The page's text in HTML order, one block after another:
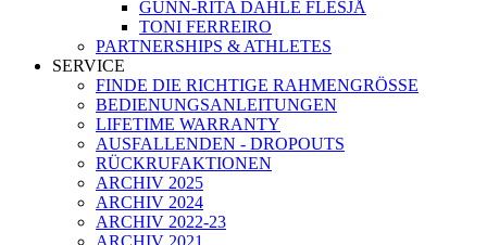
GUNN-RITA DAHLE FLESJÅ
TONI FERREIRO
PARTNERSHIPS & ATHLETES
SERVICE
FINDE DIE RICHTIGE RAHMENGRÖSSE
BEDIENUNGSANLEITUNGEN
LIFETIME WARRANTY
AUSFALLENDEN - DROPOUTS
RÜCKRUFAKTIONEN
ARCHIV 2025
ARCHIV 2024
ARCHIV 2022-23
ARCHIV 2021